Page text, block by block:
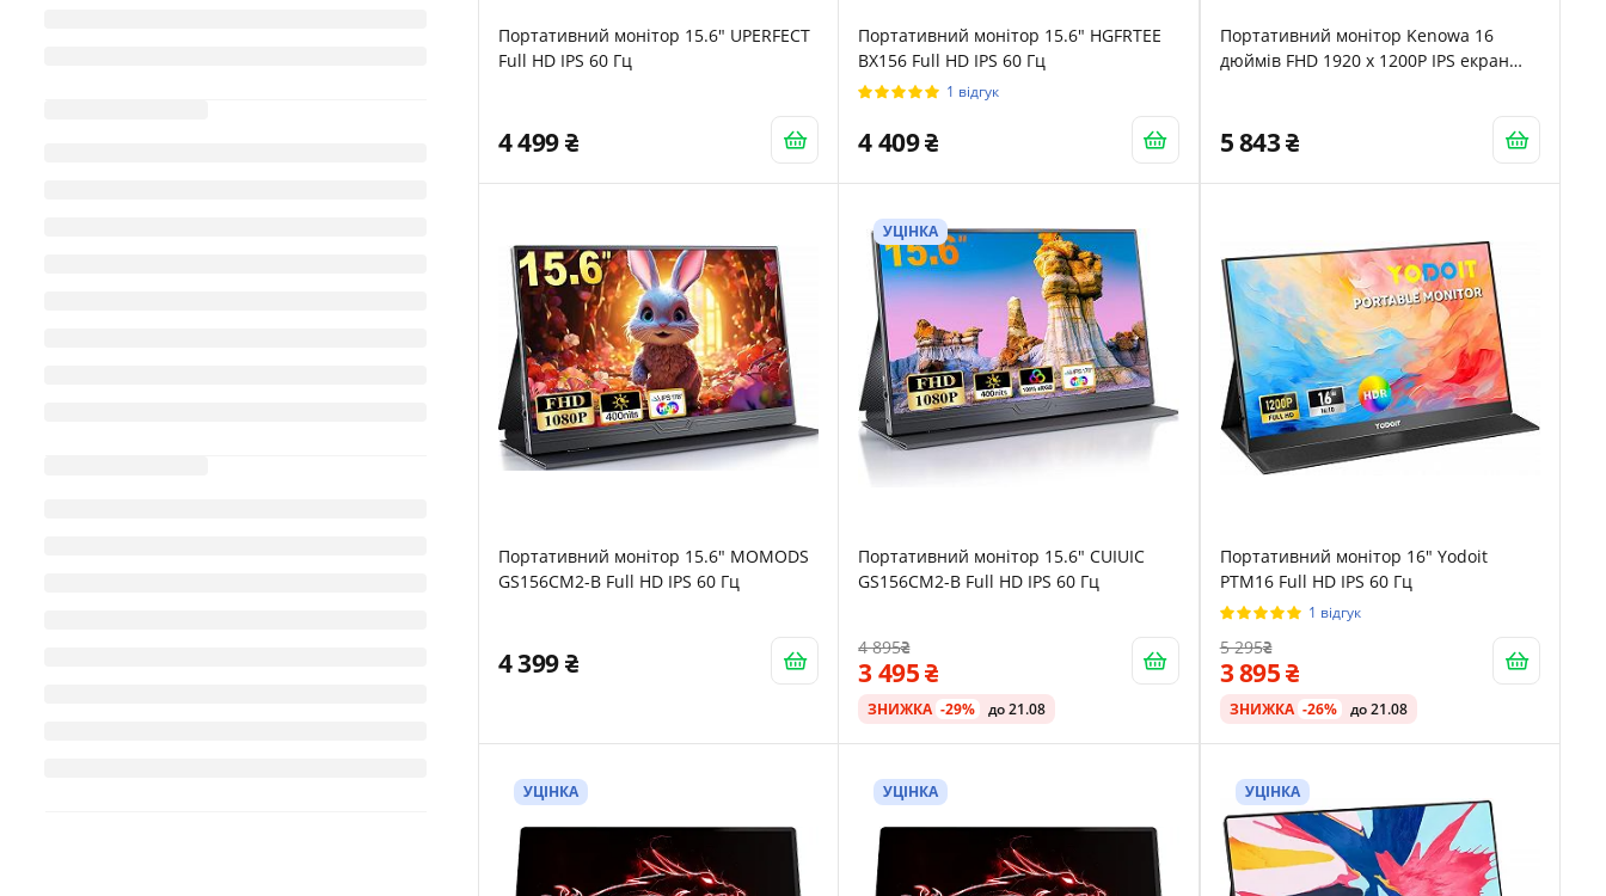
Портативний монітор 15.6" UPERFECT
Full HD IPS 60 Гц
4 499
Портативний монітор 15.6" HGFRTEE
BX156 Full HD IPS 60 Гц
1 відгук
4 409
Портативний монітор Kenowa 16
дюймів FHD 1920 x 1200P IPS екран
5 843
Портативний монітор 15.6" MOMODS
GS156CM2-B Full HD IPS 60 Гц
4 399
УЦІНКА
Портативний монітор 15.6" CUIUIC
GS156CM2-B Full HD IPS 60 Гц
4 895
3 495
ЗНИЖКА -29% до 21.08
Портативний монітор 16" Yodoit
PTM16 Full HD IPS 60 Гц
1 відгук
5 295
3 895
ЗНИЖКА -26% до 21.08
УЦІНКА УЦІНКА УЦІНКА